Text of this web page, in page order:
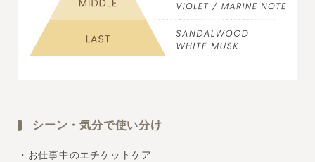
シーン・気分で使い分け
・お仕事中のエチケットケア